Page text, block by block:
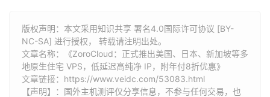
版权声明：本文采用知识共享 署名4.0国际许可协议 [BY-
NC-SA] 进行授权， 转载请注明出处。
文章名称：《ZoroCloud：正式推出美国、日本、新加坡等多
地原生住宅 VPS，低延迟高纯净 IP，附年付8折优惠》
文章链接： https://www.veidc.com/53083.html
【声明】：国外主机测评仅分享信息，不参与任何交易，也